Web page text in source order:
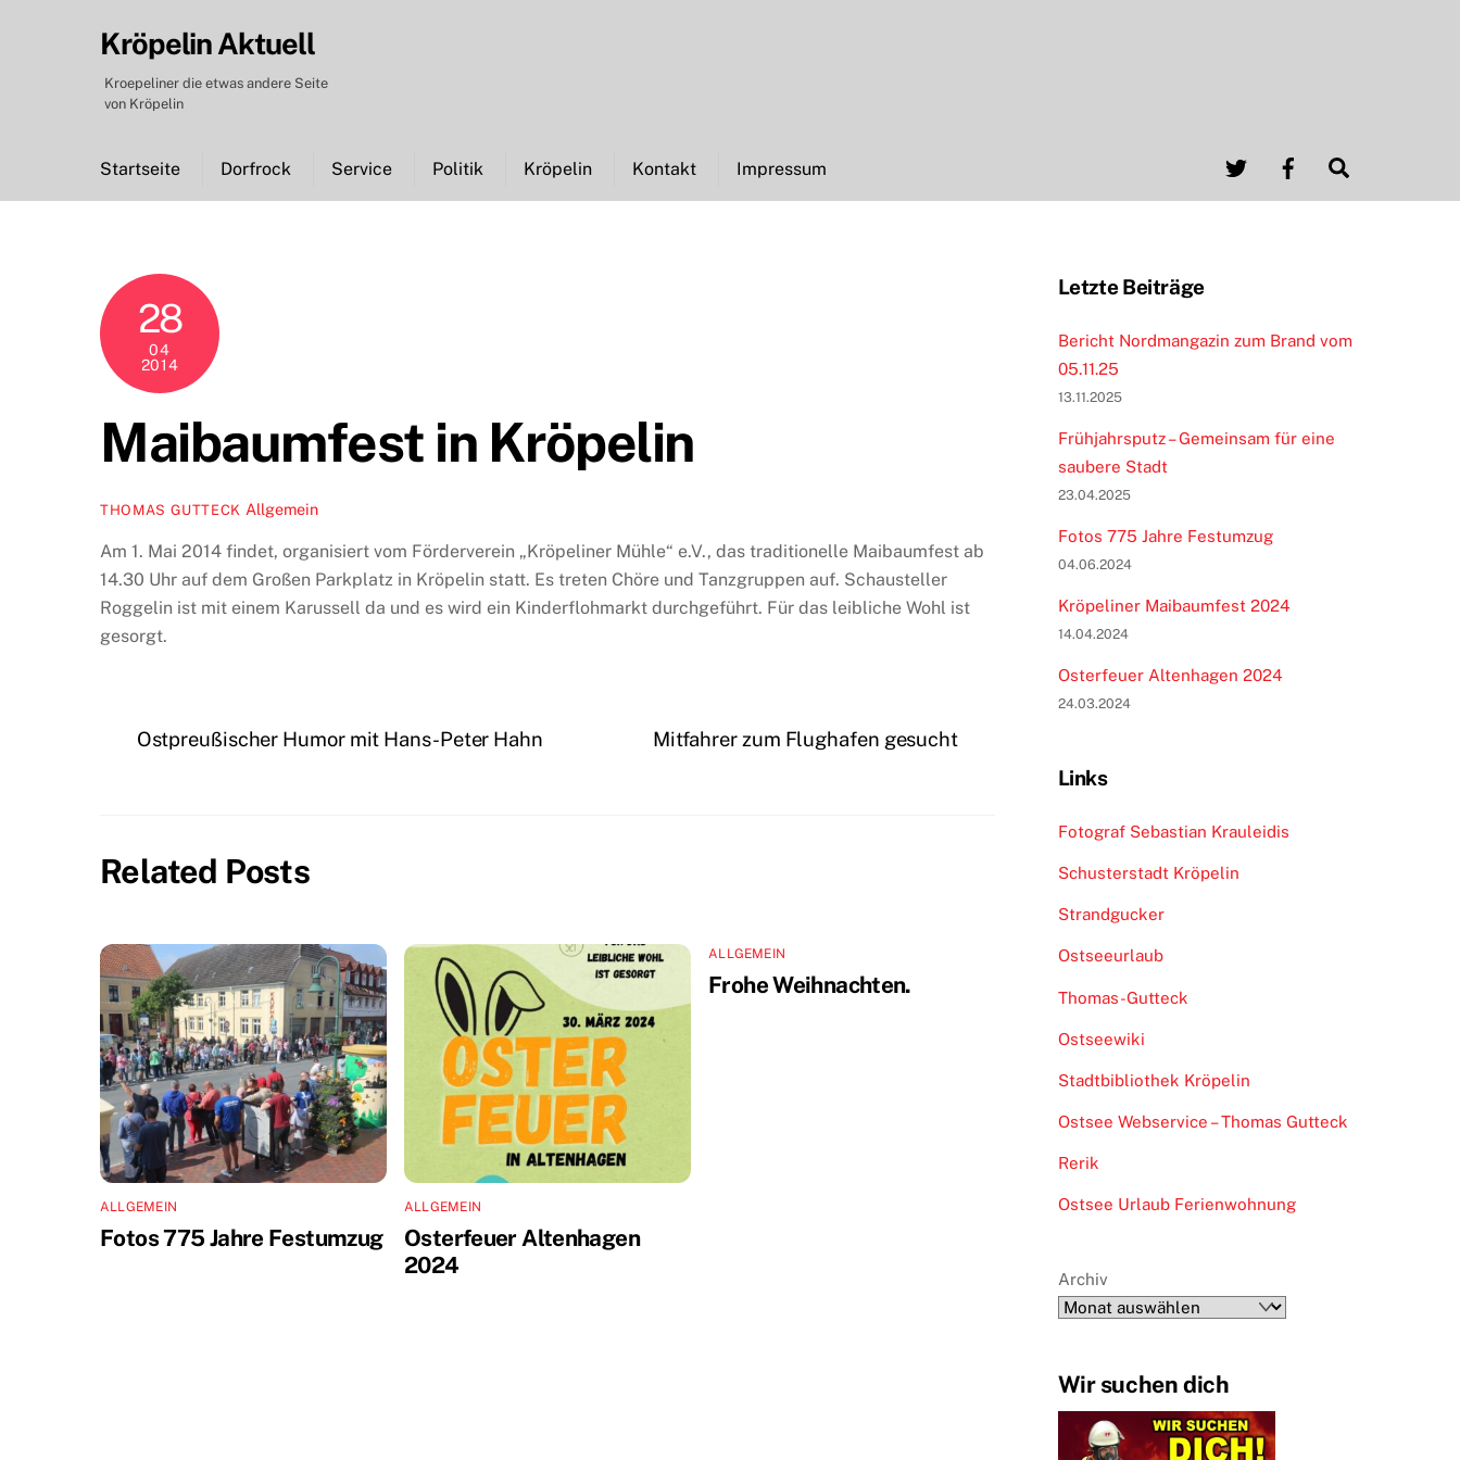
Kröpelin Aktuell
Kroepeliner die etwas andere Seite
von Kröpelin
Twitter Facebook
Startseite Dorfrock Service Politik Kröpelin Kontakt Impressum
28
04
2014
Maibaumfest in Kröpelin
THOMAS GUTTECK Allgemein
Am 1. Mai 2014 findet, organisiert vom Förderverein „Kröpeliner Mühle“ e.V., das traditionelle Maibaumfest ab
14.30 Uhr auf dem Großen Parkplatz in Kröpelin statt. Es treten Chöre und Tanzgruppen auf. Schausteller
Roggelin ist mit einem Karussell da und es wird ein Kinderflohmarkt durchgeführt. Für das leibliche Wohl ist
gesorgt.
Ostpreußischer Humor mit Hans-Peter Hahn Mitfahrer zum Flughafen gesucht
Related Posts
ALLGEMEIN
Fotos 775 Jahre Festumzug
ALLGEMEIN
Osterfeuer Altenhagen
2024
ALLGEMEIN
Frohe Weihnachten.
Letzte Beiträge
Bericht Nordmangazin zum Brand vom
05.11.25
13.11.2025
Frühjahrsputz – Gemeinsam für eine
saubere Stadt
23.04.2025
Fotos 775 Jahre Festumzug
04.06.2024
Kröpeliner Maibaumfest 2024
14.04.2024
Osterfeuer Altenhagen 2024
24.03.2024
Links
Fotograf Sebastian Krauleidis
Schusterstadt Kröpelin
Strandgucker
Ostseeurlaub
Thomas-Gutteck
Ostseewiki
Stadtbibliothek Kröpelin
Ostsee Webservice – Thomas Gutteck
Rerik
Ostsee Urlaub Ferienwohnung
Archiv
Wir suchen dich